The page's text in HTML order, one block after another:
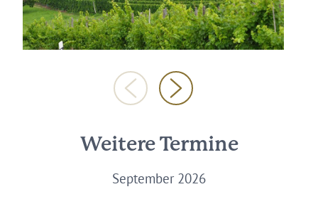
Weitere Termine
September 2026